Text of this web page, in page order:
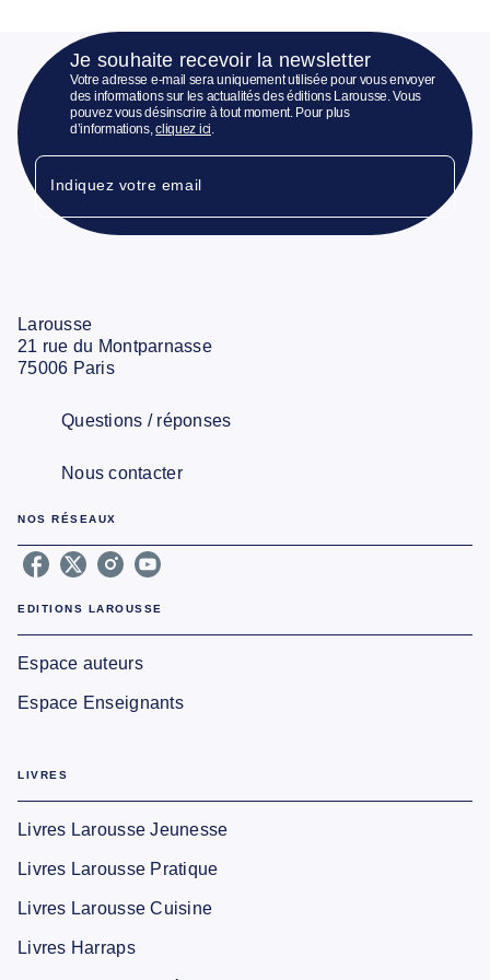
Je souhaite recevoir la newsletter
Votre adresse e-mail sera uniquement utilisée pour vous envoyer
des informations sur les actualités des éditions Larousse. Vous
pouvez vous désinscrire à tout moment. Pour plus
d’informations,cliquez ici.
Indiquez votre email
Larousse
21 rue du Montparnasse
75006 Paris
Questions / réponses
Nous contacter
NOS RÉSEAUX
EDITIONS LAROUSSE
Espace auteurs
Espace Enseignants
LIVRES
Livres Larousse Jeunesse
Livres Larousse Pratique
Livres Larousse Cuisine
Livres Harraps